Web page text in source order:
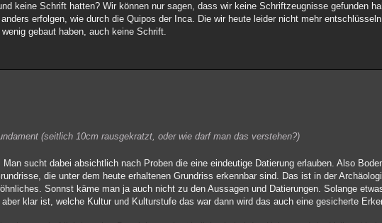
keine Schrift hatten? Wir können nur sagen, dass wir keine Schriftzeugnisse gefunden
erfolgen, wie durch die Quipos der Inca. Die wir heute leider nicht mehr
gebaut haben, auch keine Schrift.
(seitlich 10cm rausgekratzt, oder wie darf man das verstehen?)
sucht dabei absichtlich nach Proben die eine eindeutige Datierung erlauben. Also
die unter dem heute erhaltenen Grundriss erkennbar sind. Das ist in der
Sonnst käme man ja auch nicht zu den Aussagen und Datierungen. Solange
klar ist, welche Kultur und Kulturstufe das war dann wird das auch eine gesicherte